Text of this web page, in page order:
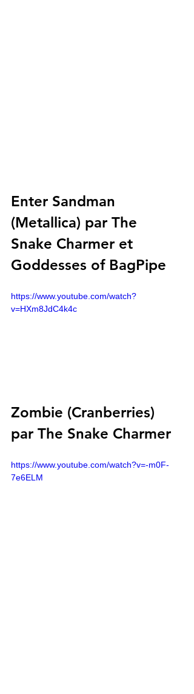
Enter Sandman
(Metallica) par The
Snake Charmer et
Goddesses of BagPipe
https://www.youtube.com/watch?
v=HXm8JdC4k4c
Zombie (Cranberries)
par The Snake Charmer
https://www.youtube.com/watch?v=-m0F-
7e6ELM